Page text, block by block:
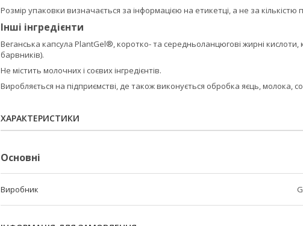
Розмір упаковки визначається за інформацією на етикетці, а не за кількістю
Інші інгредієнти
Веганська капсула PlantGel®, коротко- та середньоланцюгові жирні кислоти,
барвників).
Не містить молочних і соєвих інгредієнтів.
Виробляється на підприємстві, де також виконується обробка яєць, молока,
ХАРАКТЕРИСТИКИ
Основні
Виробник